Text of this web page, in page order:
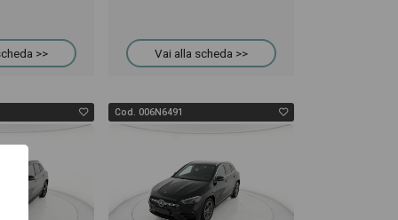
>> Vai alla scheda >>
Cod. 006N6491